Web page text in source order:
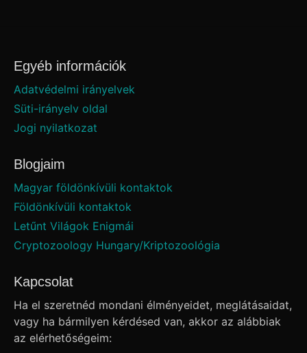
Egyéb információk
Adatvédelmi irányelvek
Süti-irányelv oldal
Jogi nyilatkozat
Blogjaim
Magyar földönkívüli kontaktok
Földönkívüli kontaktok
Letűnt Világok Enigmái
Cryptozoology Hungary/Kriptozoológia
Kapcsolat
Ha el szeretnéd mondani élményeidet, meglátásaidat,
vagy ha bármilyen kérdésed van, akkor az alábbiak
az elérhetőségeim: